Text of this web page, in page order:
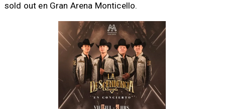
sold out en Gran Arena Monticello.